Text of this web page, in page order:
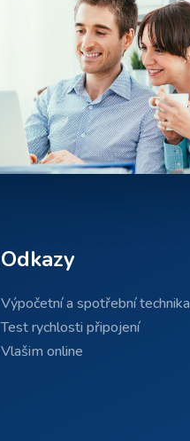
Odkazy
Výpočetní a spotřební technika
Test rychlosti připojení
Vlašim online